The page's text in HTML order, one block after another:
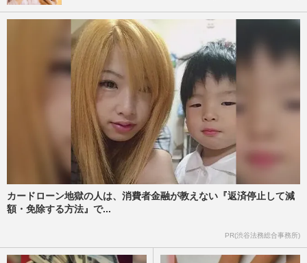
カードローン地獄の人は、消費者金融が教えない『返済停止して減
額・免除する方法』で...
PR(渋谷法務総合事務所)